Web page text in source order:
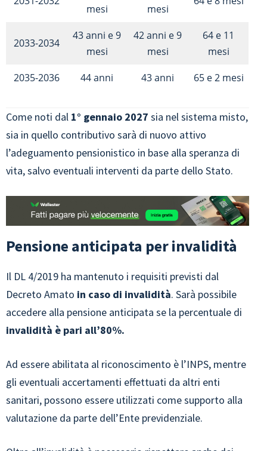
mesi
mesi
2033-2034
43 anni e 9
mesi
42 anni e 9
mesi
64 e 11
mesi
2035-2036
44 anni 43 anni 65 e 2 mesi
Come noti dal 1° gennaio 2027 sia nel sistema misto,
sia in quello contributivo sarà di nuovo attivo
l’adeguamento pensionistico in base alla speranza di
vita, salvo eventuali interventi da parte dello Stato.
Pensione anticipata per invalidità
Il DL 4/2019 ha mantenuto i requisiti previsti dal
Decreto Amato in caso di invalidità. Sarà possibile
accedere alla pensione anticipata se la percentuale di
invalidità è pari all’80%.
Ad essere abilitata al riconoscimento è l’INPS, mentre
gli eventuali accertamenti effettuati da altri enti
sanitari, possono essere utilizzati come supporto alla
valutazione da parte dell’Ente previdenziale.